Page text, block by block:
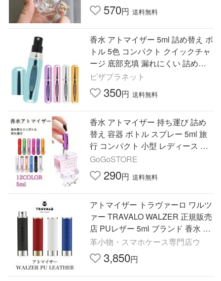
570円 送料無料
香水 アトマイザー 5ml 詰め替え ボ
トル 5色 コンパクト クイックチャ
ージ 底部充填 漏れにくい 詰め替
え 補充 持ち運び 携帯 かわいい お
しゃれ プレゼント
ピザプラネット
350円 送料無料
香水 アトマイザー 持ち運び 詰め
替え 容器 ボトル スプレー 5ml 旅
行 コンパクト 小型 レディース メ
ンズ
GoGoSTORE
290円 送料無料
アトマイザー トラヴァーロ ワルツ
ァー TRAVALO WALZER 正規販売
店 PUレザー 5ml ブランド 香水 持
ち運び おしゃれ 高級 底部充填 ク
イック メンズ レディース
革小物・スマホケース専門店ウ
3,850円